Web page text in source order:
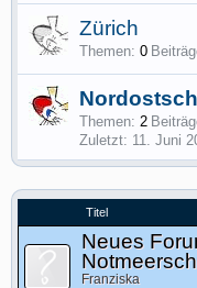
Zürich
Themen: 0
Themen: 2
11. Juni
Titel
Neues
Franziska